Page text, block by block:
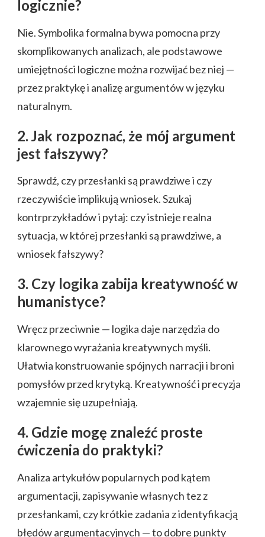
logicznie?
Nie. Symbolika formalna bywa pomocna przy
skomplikowanych analizach, ale podstawowe
umiejętności logiczne można rozwijać bez niej —
przez praktykę i analizę argumentów w języku
naturalnym.
2. Jak rozpoznać, że mój argument
jest fałszywy?
Sprawdź, czy przesłanki są prawdziwe i czy
rzeczywiście implikują wniosek. Szukaj
kontrprzykładów i pytaj: czy istnieje realna
sytuacja, w której przesłanki są prawdziwe, a
wniosek fałszywy?
3. Czy logika zabija kreatywność w
humanistyce?
Wręcz przeciwnie — logika daje narzędzia do
klarownego wyrażania kreatywnych myśli.
Ułatwia konstruowanie spójnych narracji i broni
pomysłów przed krytyką. Kreatywność i precyzja
wzajemnie się uzupełniają.
4. Gdzie mogę znaleźć proste
ćwiczenia do praktyki?
Analiza artykułów popularnych pod kątem
argumentacji, zapisywanie własnych tez z
przesłankami, czy krótkie zadania z identyfikacją
błędów argumentacyjnych — to dobre punkty